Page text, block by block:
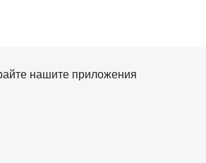
нашите приложения